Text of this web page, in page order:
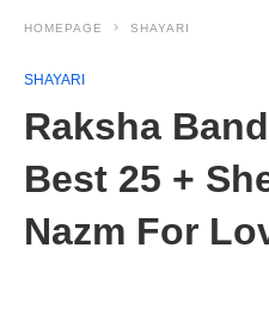
HOMEPAGE SHAYARI
SHAYARI
Raksha
Best 25 +
Nazm For